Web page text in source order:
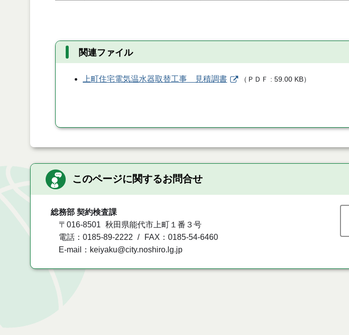
関連ファイル
上町住宅電気温水器取替工事 見積調書 （ ＰＤＦ 59.00 KB）
このページに関するお問合せ
総務部 契約検査課
〒016-8501
秋田県能代市上町１番３号
電話：0185-89-2222
FAX：0185-54-6460
E-mail：keiyaku@city.noshiro.lg.jp